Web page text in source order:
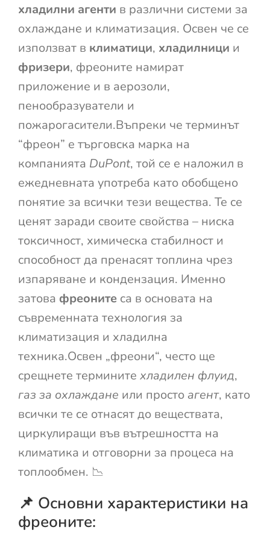
хладилни агенти в различни системи за
охлаждане и климатизация. Освен че се
използват в климатици, хладилници и
фризери, фреоните намират
приложение и в аерозоли,
пенообразуватели и
пожарогасители.Въпреки че терминът
“фреон” е търговска марка на
компанията DuPont, той се е наложил в
ежедневната употреба като обобщено
понятие за всички тези вещества. Те се
ценят заради своите свойства – ниска
токсичност, химическа стабилност и
способност да пренасят топлина чрез
изпаряване и кондензация. Именно
затова фреонитеса в основата на
съвременната технология за
климатизация и хладилна
техника.Освен „фреони“, често ще
срещнете термините хладилен флуид,
газ за охлаждане или просто агент, като
всички те се отнасят до веществата,
циркулиращи във вътрешността на
климатика и отговорни за процеса на
топлообмен. 📉
📌 Основни характеристики на
фреоните: